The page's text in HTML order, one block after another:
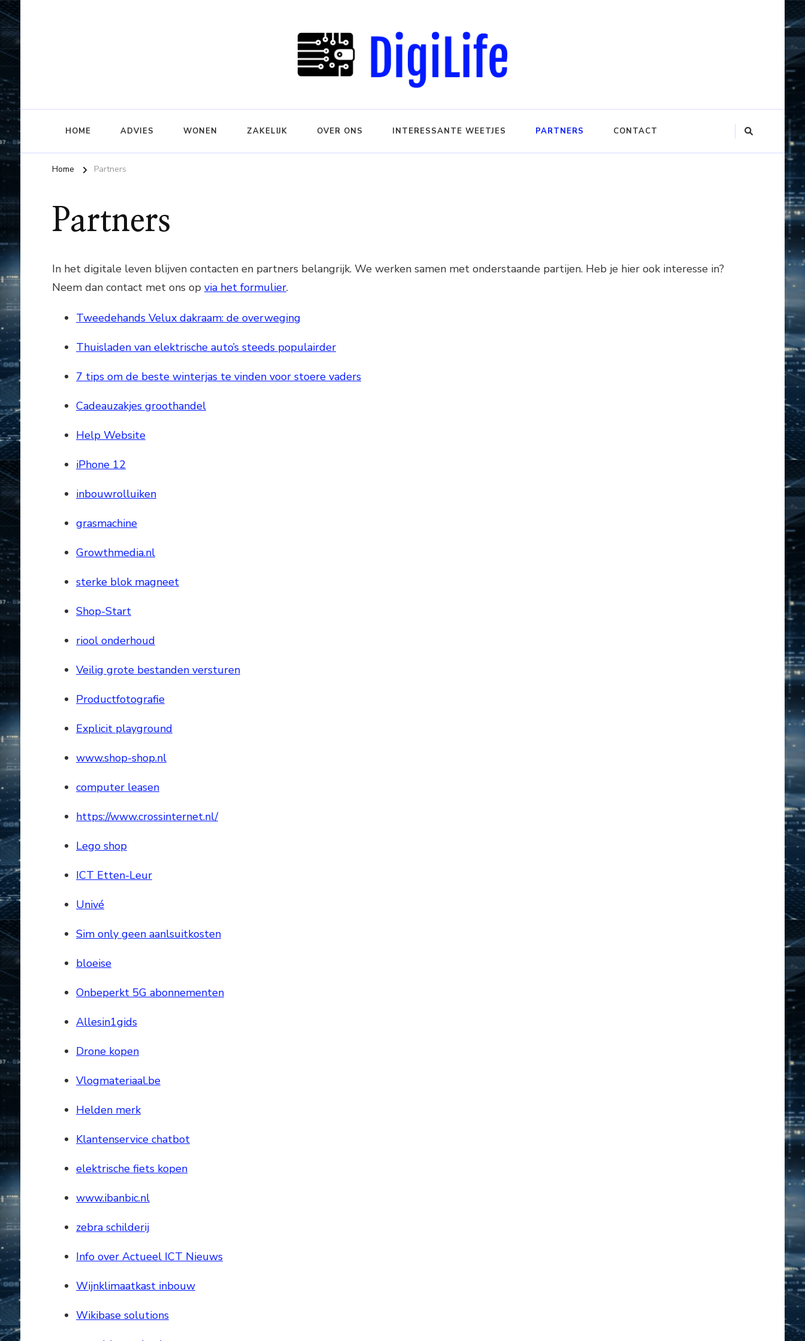
HOME ADVIES WONEN ZAKELIJK OVER ONS INTERESSANTE WEETJES PARTNERS CONTACT
Home Partners
Partners
In het digitale leven blijven contacten en partners belangrijk. We werken samen met onderstaande partijen. Heb je hier ook interesse in?
Neem dan contact met ons op via het formulier.
Tweedehands Velux dakraam: de overweging
Thuisladen van elektrische auto’s steeds populairder
7 tips om de beste winterjas te vinden voor stoere vaders
Cadeauzakjes groothandel
Help Website
iPhone 12
inbouwrolluiken
grasmachine
Growthmedia.nl
sterke blok magneet
Shop-Start
riool onderhoud
Veilig grote bestanden versturen
Productfotografie
Explicit playground
www.shop-shop.nl
computer leasen
https://www.crossinternet.nl/
Lego shop
ICT Etten-Leur
Univé
Sim only geen aanlsuitkosten
bloeise
Onbeperkt 5G abonnementen
Allesin1gids
Drone kopen
Vlogmateriaal.be
Helden merk
Klantenservice chatbot
elektrische fiets kopen
www.ibanbic.nl
zebra schilderij
Info over Actueel ICT Nieuws
Wijnklimaatkast inbouw
Wikibase solutions